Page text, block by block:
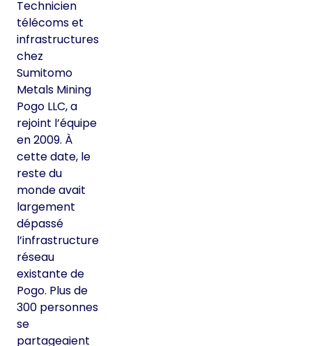
Technicien
télécoms et
infrastructures
chez
Sumitomo
Metals Mining
Pogo LLC, a
rejoint l’équipe
en 2009. À
cette date, le
reste du
monde avait
largement
dépassé
l’infrastructure
réseau
existante de
Pogo. Plus de
300 personnes
se
partageaient